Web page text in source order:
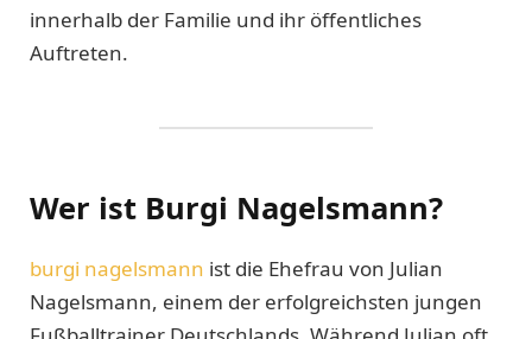
innerhalb der Familie und ihr öffentliches
Auftreten.
Wer ist Burgi Nagelsmann?
burgi nagelsmann ist die Ehefrau von Julian
Nagelsmann, einem der erfolgreichsten jungen